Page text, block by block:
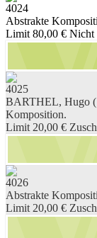
4024
Abstrakte
Limit 80,00 € Nicht
4025
BARTHEL, Hugo
Komposition.
Limit 20,00 €
4026
Abstrakte
Limit 20,00 €